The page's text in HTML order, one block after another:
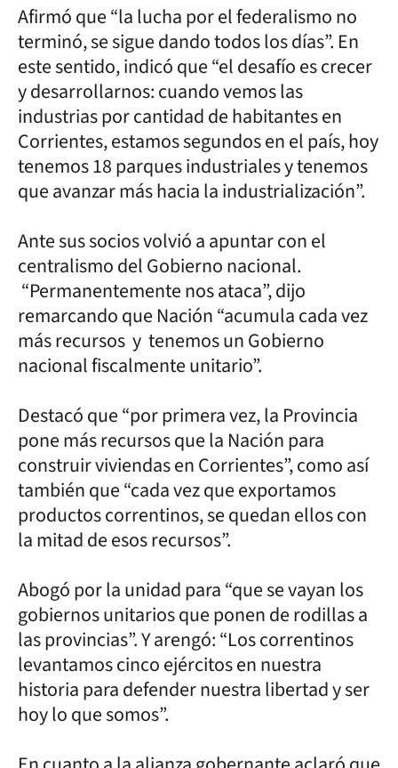
Afirmó que “la lucha por el federalismo no
terminó, se sigue dando todos los días”. En
este sentido, indicó que “el desafío es crecer
y desarrollarnos: cuando vemos las
industrias por cantidad de habitantes en
Corrientes, estamos segundos en el país, hoy
tenemos 18 parques industriales y tenemos
que avanzar más hacia la industrialización”.
Ante sus socios volvió a apuntar con el
centralismo del Gobierno nacional.
“Permanentemente nos ataca”, dijo
remarcando que Nación “acumula cada vez
más recursos y tenemos un Gobierno
nacional fiscalmente unitario”.
Destacó que “por primera vez, la Provincia
pone más recursos que la Nación para
construir viviendas en Corrientes”, como así
también que “cada vez que exportamos
productos correntinos, se quedan ellos con
la mitad de esos recursos”.
Abogó por la unidad para “que se vayan los
gobiernos unitarios que ponen de rodillas a
las provincias”. Y arengó: “Los correntinos
levantamos cinco ejércitos en nuestra
historia para defender nuestra libertad y ser
hoy lo que somos”.